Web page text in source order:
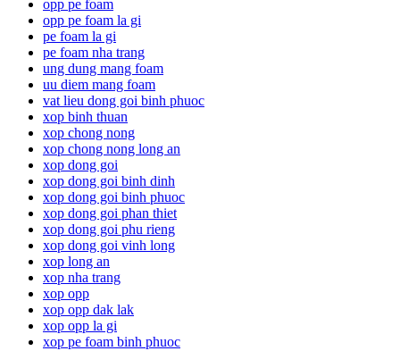
opp pe foam
opp pe foam la gi
pe foam la gi
pe foam nha trang
ung dung mang foam
uu diem mang foam
vat lieu dong goi binh phuoc
xop binh thuan
xop chong nong
xop chong nong long an
xop dong goi
xop dong goi binh dinh
xop dong goi binh phuoc
xop dong goi phan thiet
xop dong goi phu rieng
xop dong goi vinh long
xop long an
xop nha trang
xop opp
xop opp dak lak
xop opp la gi
xop pe foam binh phuoc